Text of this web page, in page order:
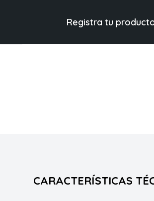
Registra tu
CARACTERÍSTICAS